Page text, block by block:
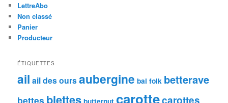
h
e
LettreAbo
Non classé
Panier
Producteur
ÉTIQUETTES
ail ail des oursaubergine bal folk betterave
bettes blettes butternut carottecarottes